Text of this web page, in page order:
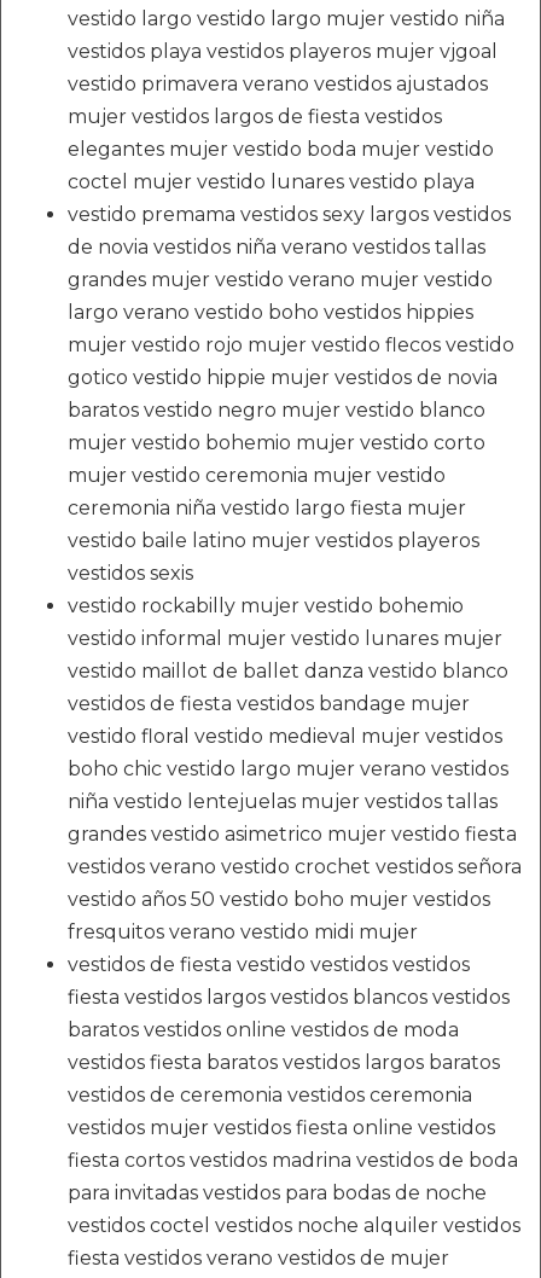
vestido largo vestido largo mujer vestido niña
vestidos playa vestidos playeros mujer vjgoal
vestido primavera verano vestidos ajustados
mujer vestidos largos de fiesta vestidos
elegantes mujer vestido boda mujer vestido
coctel mujer vestido lunares vestido playa
vestido premama vestidos sexy largos vestidos
de novia vestidos niña verano vestidos tallas
grandes mujer vestido verano mujer vestido
largo verano vestido boho vestidos hippies
mujer vestido rojo mujer vestido flecos vestido
gotico vestido hippie mujer vestidos de novia
baratos vestido negro mujer vestido blanco
mujer vestido bohemio mujer vestido corto
mujer vestido ceremonia mujer vestido
ceremonia niña vestido largo fiesta mujer
vestido baile latino mujer vestidos playeros
vestidos sexis
vestido rockabilly mujer vestido bohemio
vestido informal mujer vestido lunares mujer
vestido maillot de ballet danza vestido blanco
vestidos de fiesta vestidos bandage mujer
vestido floral vestido medieval mujer vestidos
boho chic vestido largo mujer verano vestidos
niña vestido lentejuelas mujer vestidos tallas
grandes vestido asimetrico mujer vestido fiesta
vestidos verano vestido crochet vestidos señora
vestido años 50 vestido boho mujer vestidos
fresquitos verano vestido midi mujer
vestidos de fiesta vestido vestidos vestidos
fiesta vestidos largos vestidos blancos vestidos
baratos vestidos online vestidos de moda
vestidos fiesta baratos vestidos largos baratos
vestidos de ceremonia vestidos ceremonia
vestidos mujer vestidos fiesta online vestidos
fiesta cortos vestidos madrina vestidos de boda
para invitadas vestidos para bodas de noche
vestidos coctel vestidos noche alquiler vestidos
fiesta vestidos verano vestidos de mujer